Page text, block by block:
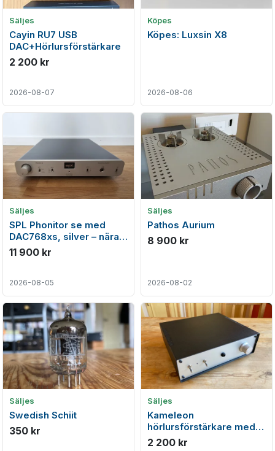
Säljes
Cayin RU7 USB
DAC+Hörlursförstärkare
2 200 kr
2026-08-07
Köpes
Köpes: Luxsin X8
2026-08-06
Säljes
SPL Phonitor se med
DAC768xs, silver – nära
nyskick
11 900 kr
2026-08-05
Säljes
Pathos Aurium
8 900 kr
2026-08-02
Säljes
Swedish Schiit
350 kr
Säljes
Kameleon
hörlursförstärkare med
analoga filter - sänkt pris!
2 200 kr